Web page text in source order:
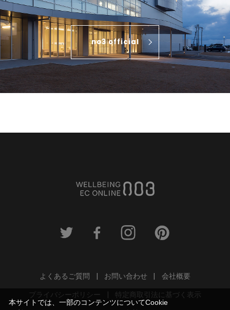
no3 official
よくあるご質問 お問い合わせ
会社概要
プライバシーポリシー
特定商取引法に基づく表示
本サイトでは、一部のコンテンツについてCookie